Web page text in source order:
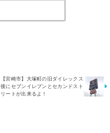
【宮崎市】大塚町の旧ダイレックス
後にセブンイレブンとセカンドスト
リートが出来るよ！